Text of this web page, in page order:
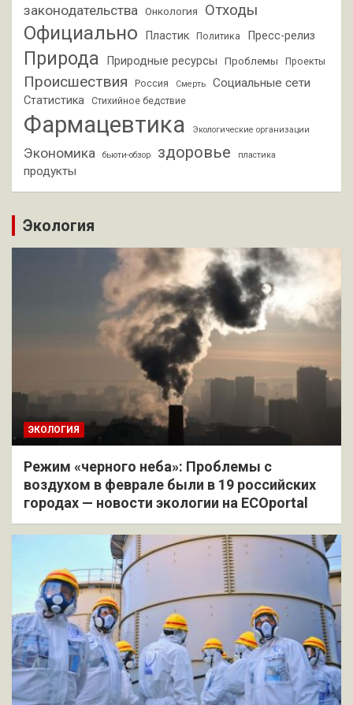
законодательства Онкология Отходы
Официально Пластик Политика Пресс-релиз
Природа Природные ресурсы Проблемы Проекты
Происшествия Россия Смерть Социальные сети
Статистика Стихийное бедствие
Фармацевтика Экологические организации
Экономика бьюти-обзор здоровье пластика
продукты
Экология
ЭКОЛОГИЯ
Режим «черного неба»: Проблемы с
воздухом в феврале были в 19 российских
городах — новости экологии на ECOportal